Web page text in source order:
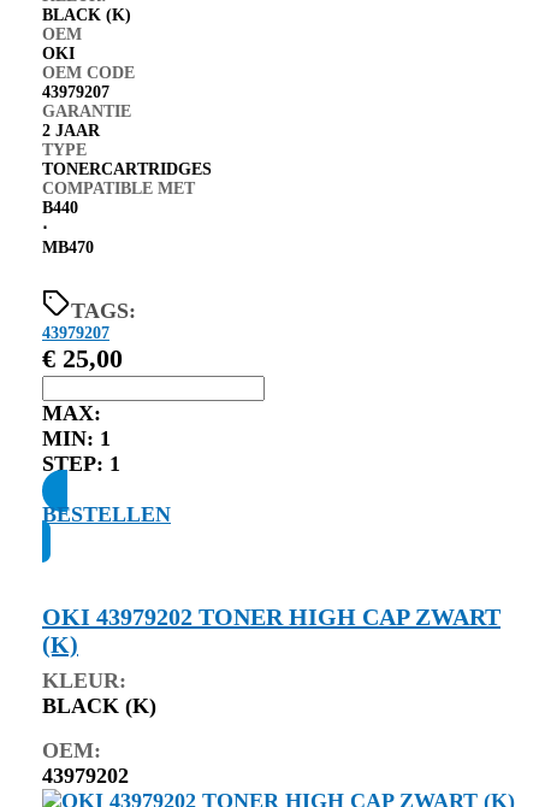
BLACK (K)
OEM
OKI
OEM CODE
43979207
GARANTIE
2 JAAR
TYPE
TONERCARTRIDGES
COMPATIBLE MET
B440
⋅
MB470
TAGS:
43979207
€ 25,00
MAX:
MIN: 1
STEP: 1
BESTELLEN
OKI 43979202 TONER HIGH CAP ZWART
(K)
KLEUR:
BLACK (K)
OEM:
43979202